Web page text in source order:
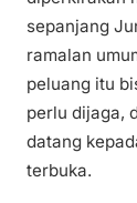
sepanjang
ramalan
peluang itu
perlu dijaga,
datang
terbuka.